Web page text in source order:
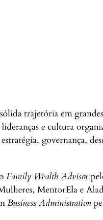
trajetória em
e cultura
governança,
Family Wealth Advisor
MentorEla e
Business Administration